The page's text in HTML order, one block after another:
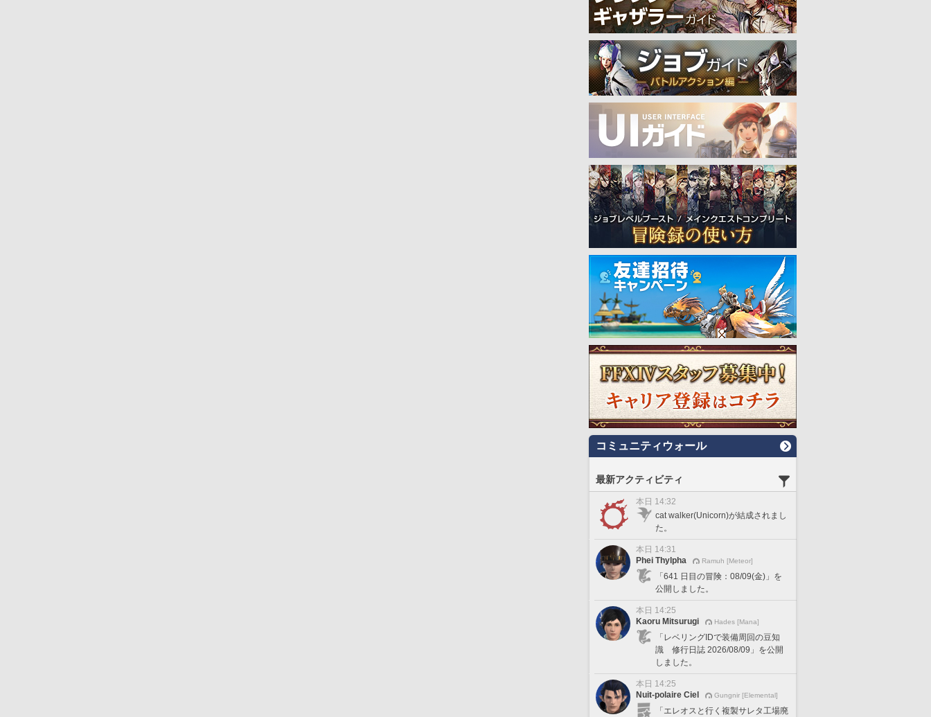
コミュニティウォール
最新アクティビティ
本日 14:32
cat walker(Unicorn)が結成されまし
た。
本日 14:31
Phei Thylpha
Ramuh [Meteor]
「641 日目の冒険：08/09(金)」を
公開しました。
本日 14:25
Kaoru Mitsurugi
Hades [Mana]
「レベリングIDで装備周回の豆知
識 修行日誌 2026/08/09」を公開
しました。
本日 14:25
Nuit-polaire Ciel
Gungnir [Elemental]
「エレオスと行く複製サレタ工場廃